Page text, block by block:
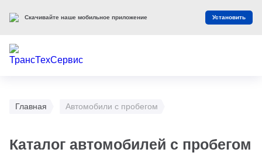
Главная Автомобили с пробегом
Каталог автомобилей с пробегом
Скачивайте наше мобильное приложение Установить